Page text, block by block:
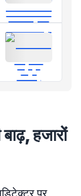
हजारों